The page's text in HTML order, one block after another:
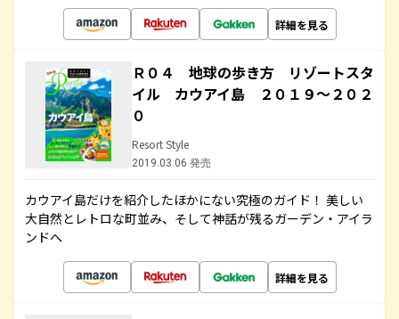
詳細を見る
Ｒ０４ 地球の歩き方 リゾートスタ
イル カウアイ島 ２０１９～２０２
０
Resort Style
2019.03.06 発売
カウアイ島だけを紹介したほかにない究極のガイド！ 美しい
大自然とレトロな町並み、そして神話が残るガーデン・アイラ
ンドへ
詳細を見る